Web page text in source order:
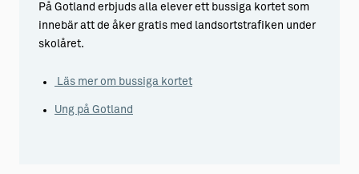
På Gotland erbjuds alla elever ett bussiga kortet som
innebär att de åker gratis med landsortstrafiken under
skolåret.
Läs mer om bussiga kortet
Ung på Gotland